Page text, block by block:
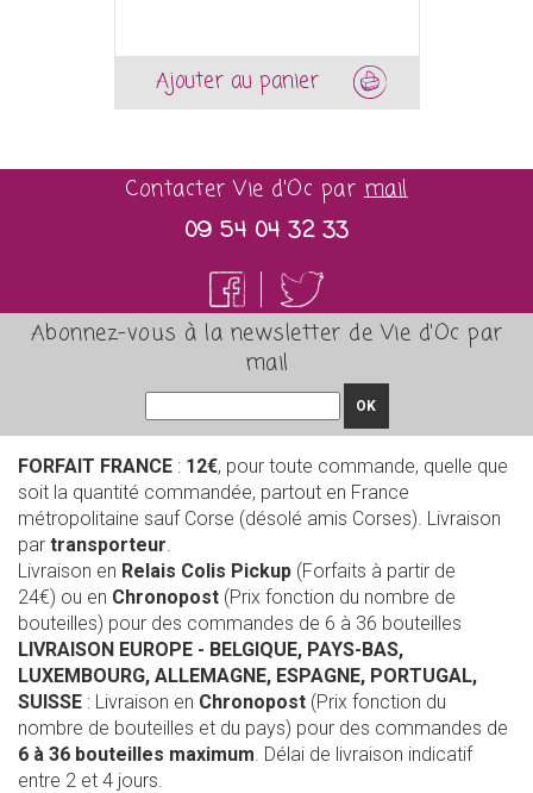
Ajouter au panier
Contacter Vie d'Oc parmail
09 54 04 32 33
Abonnez-vous à la newsletter de Vie d'Oc par
mail
OK
FORFAIT FRANCE : 12€, pour toute commande, quelle que
soit la quantité commandée, partout en France
métropolitaine sauf Corse (désolé amis Corses). Livraison
par transporteur.
Livraison en Relais Colis Pickup (Forfaits à partir de
24€) ou en Chronopost (Prix fonction du nombre de
bouteilles) pour des commandes de 6 à 36 bouteilles
LIVRAISON EUROPE - BELGIQUE, PAYS-BAS,
LUXEMBOURG, ALLEMAGNE, ESPAGNE, PORTUGAL,
SUISSE : Livraison en Chronopost (Prix fonction du
nombre de bouteilles et du pays) pour des commandes de
6 à 36 bouteilles maximum. Délai de livraison indicatif
entre 2 et 4 jours.